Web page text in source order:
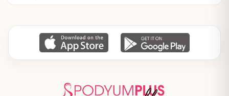
Kol detay Uzun kol
Kapama şekli̇ Düğmeli
Düğmeli
Seyahat